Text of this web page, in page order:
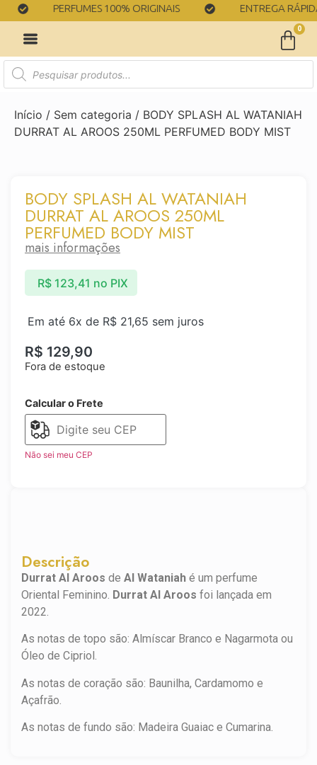
PERFUMES 100% ORIGINAIS ENTREGA RÁPIDA
0
Início / Sem categoria / BODY SPLASH AL WATANIAH
DURRAT AL AROOS 250ML PERFUMED BODY MIST
Descrição
Durrat Al Aroos de Al Wataniah é um perfume
Oriental Feminino. Durrat Al Aroos foi lançada em
2022.
As notas de topo são: Almíscar Branco e Nagarmota ou
Óleo de Cipriol.
As notas de coração são: Baunilha, Cardamomo e
Açafrão.
As notas de fundo são: Madeira Guaiac e Cumarina.
BODY SPLASH AL WATANIAH
DURRAT AL AROOS 250ML
PERFUMED BODY MIST
mais informações
R$ 129,90
Em até 6x de R$ 21,65 sem juros
R$123,41 no PIX
Fora de estoque
Calcular o Frete
Não sei meu CEP